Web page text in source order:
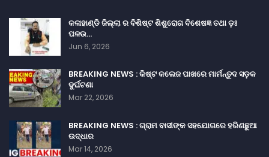
କଳାହାଣ୍ଡି ଜିଲ୍ଲା ର ବିଶିଷ୍ଟ ଶିଶୁରୋଗ ବିଶେଷଜ୍ଞ ତଥା ଡ଼ଃ
ପଳଉ…
Jun 6, 2026
BREAKING NEWS : କିଷ୍ଟ କଲେଜ ପାଖରେ ମାର୍ମନ୍ତୁଦ ସଡ଼କ
ଦୁର୍ଘଟଣା
Mar 22, 2026
BREAKING NEWS : ଗ୍ରାମ ବାସୀଙ୍କ ସହଯୋଗରେ ହରିଣଛୁଆ
ଉଦ୍ଧାର
Mar 14, 2026